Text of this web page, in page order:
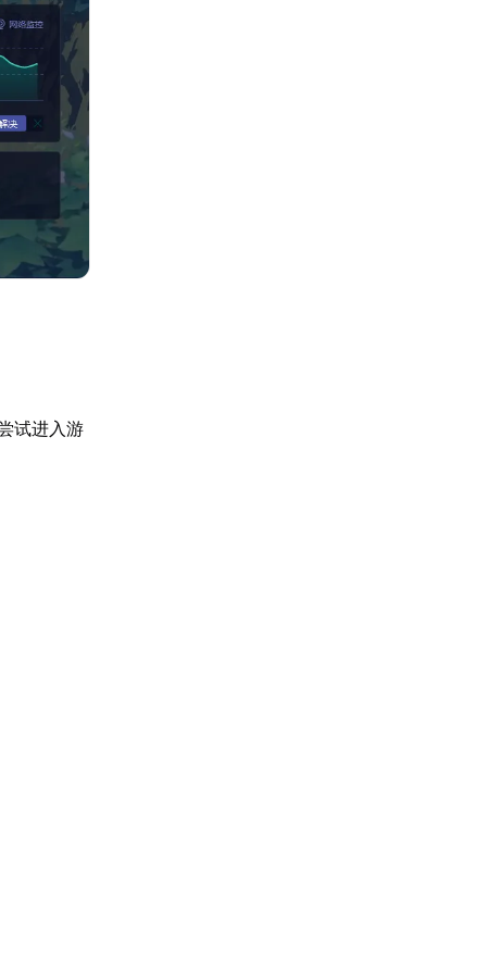
试进入游